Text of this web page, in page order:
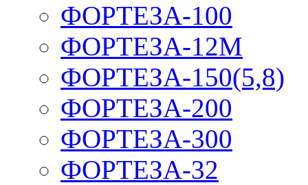
ФОРТЕЗА-100
ФОРТЕЗА-12М
ФОРТЕЗА-150(5,8)
ФОРТЕЗА-200
ФОРТЕЗА-300
ФОРТЕЗА-32